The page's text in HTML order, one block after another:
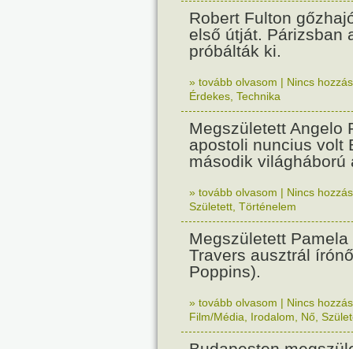
Robert Fulton
első útját. Párizsban
próbálták ki.
» tovább olvasom | Nincs
Érdekes Technika
Megszületett Angelo
apostoli nuncius volt
második világháború
» tovább olvasom | Nincs
Született Történelem
Megszületett Pamela
Travers ausztrál
Poppins).
» tovább olvasom | Nincs
Film/Média
Irodalom Nő